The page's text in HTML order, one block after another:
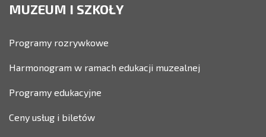
MUZEUM I SZKOŁY
Programy rozrywkowe
Harmonogram w ramach edukacji muzealnej
Programy edukacyjne
Ceny usług i biletów